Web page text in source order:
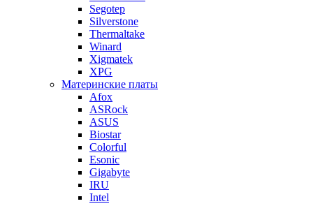
Segotep
Silverstone
Thermaltake
Winard
Xigmatek
XPG
Материнские платы
Afox
ASRock
ASUS
Biostar
Colorful
Esonic
Gigabyte
IRU
Intel